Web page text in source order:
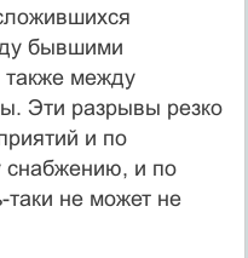
бывшими
между
Эти разрывы резко
и по
снабжению, и по
таки не может не